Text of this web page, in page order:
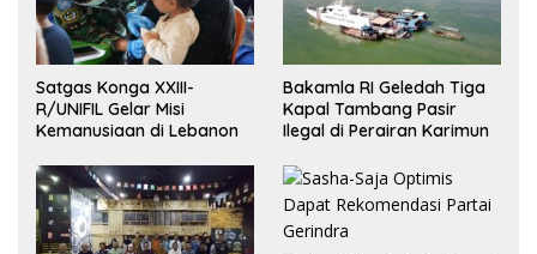
Satgas Konga XXIII-
R/UNIFIL Gelar Misi
Kemanusiaan di Lebanon
Bakamla RI Geledah Tiga
Kapal Tambang Pasir
Ilegal di Perairan Karimun